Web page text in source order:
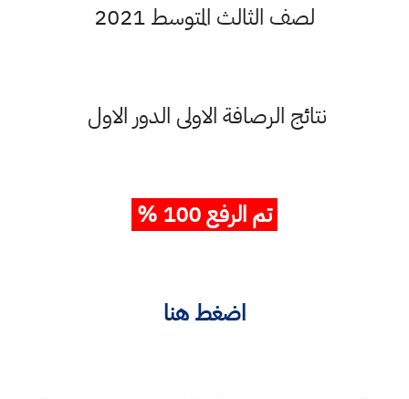
لصف الثالث المتوسط 2021
نتائج الرصافة الاولى الدور الاول
تم الرفع 100 %
اضغط هنا